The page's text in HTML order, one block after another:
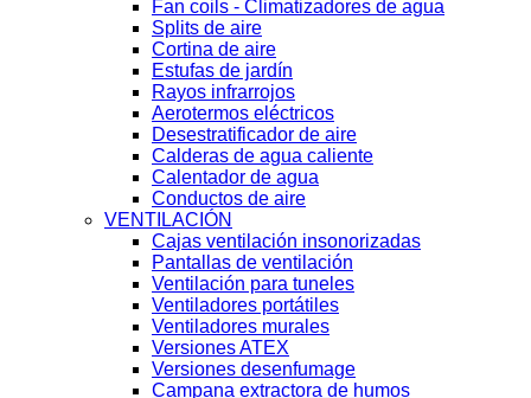
Fan coils - Climatizadores de agua
Splits de aire
Cortina de aire
Estufas de jardín
Rayos infrarrojos
Aerotermos eléctricos
Desestratificador de aire
Calderas de agua caliente
Calentador de agua
Conductos de aire
VENTILACIÓN
Cajas ventilación insonorizadas
Pantallas de ventilación
Ventilación para tuneles
Ventiladores portátiles
Ventiladores murales
Versiones ATEX
Versiones desenfumage
Campana extractora de humos